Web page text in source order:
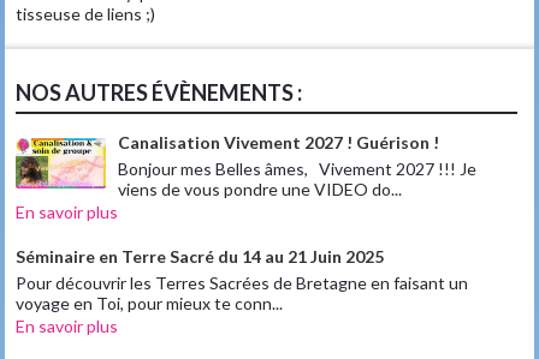
tisseuse de liens ;)
NOS AUTRES ÉVÈNEMENTS :
Canalisation Vivement 2027 ! Guérison !
Bonjour mes Belles âmes, Vivement 2027 !!! Je
viens de vous pondre une VIDEO do...
En savoir plus
Séminaire en Terre Sacré du 14 au 21 Juin 2025
Pour découvrir les Terres Sacrées de Bretagne en faisant un
voyage en Toi, pour mieux te conn...
En savoir plus